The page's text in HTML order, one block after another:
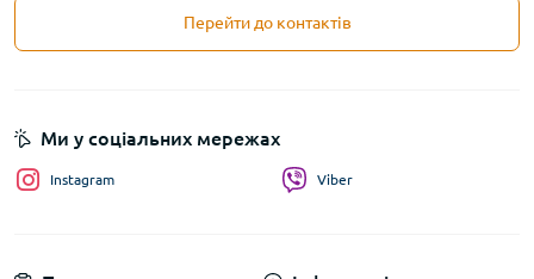
Перейти до контактів
Ми у соціальних мережах
Instagram Viber